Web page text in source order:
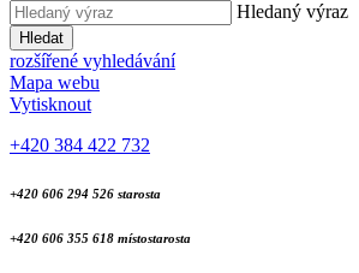
Hledaný výraz
Hledat
rozšířené vyhledávání
Mapa webu
Vytisknout
+420 384 422 732
+420 606 294 526 starosta
+420 606 355 618 místostarosta